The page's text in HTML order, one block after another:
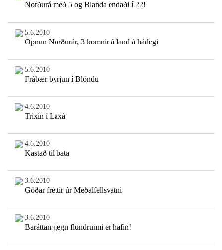
Norðurá með 5 og Blanda endaði í 22!
5.6.2010
Opnun Norðurár, 3 komnir á land á hádegi
5.6.2010
Frábær byrjun í Blöndu
4.6.2010
Trixin í Laxá
4.6.2010
Kastað til bata
3.6.2010
Góðar fréttir úr Meðalfellsvatni
3.6.2010
Baráttan gegn flundrunni er hafin!